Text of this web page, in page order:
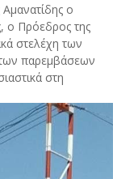
ο
ο Πρόεδρος της
στελέχη των
παρεμβάσεων
στη